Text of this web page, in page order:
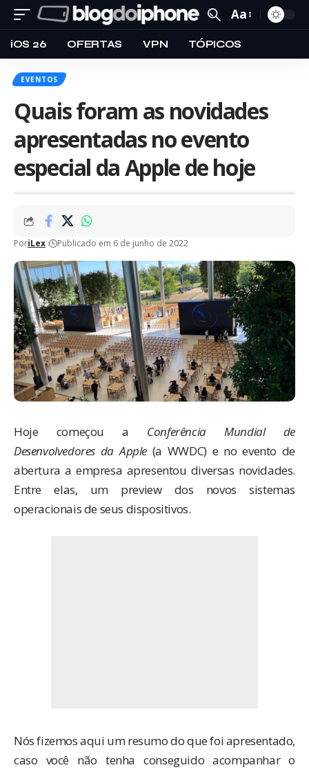
Aa
iOS 26 OFERTAS VPN TÓPICOS
EVENTOS
Quais foram as novidades
apresentadas no evento
especial da Apple de hoje
PoriLex Publicado em 6 de junho de 2022
Hoje começou a Conferência Mundial de
Desenvolvedores da Apple(a WWDC) e no evento de
abertura a empresa apresentou diversas novidades.
Entre elas, um preview dos novos sistemas
operacionais de seus dispositivos.
Nós fizemos aqui um resumo do que foi apresentado,
caso você não tenha conseguido acompanhar o